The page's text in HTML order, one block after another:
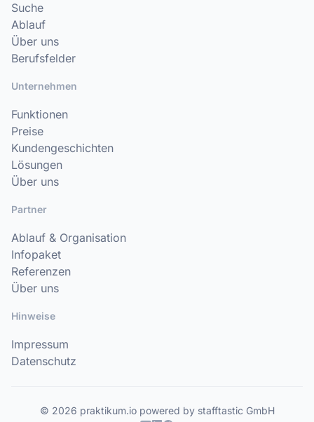
Suche
Ablauf
Über uns
Berufsfelder
Unternehmen
Funktionen
Preise
Kundengeschichten
Lösungen
Über uns
Partner
Ablauf & Organisation
Infopaket
Referenzen
Über uns
Hinweise
Impressum
Datenschutz
© 2026 praktikum.io powered by stafftastic GmbH